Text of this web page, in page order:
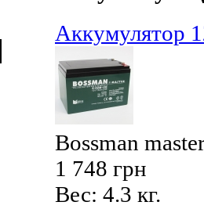
Аккумулятор
Bossman
1 748 грн
Вес: 4.3 кг.